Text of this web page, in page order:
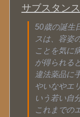
サブスタンス
50歳の誕生
スは、容姿
ことを気に
が得られる
違法薬品に
やいなやエ
いう若い自
これまでの